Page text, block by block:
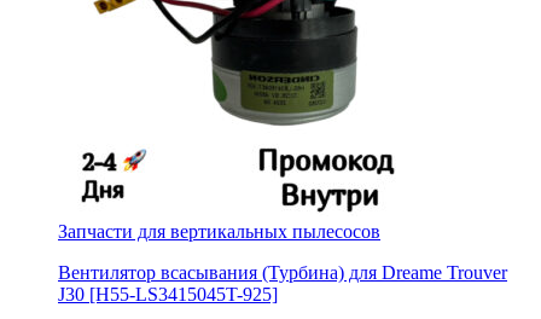
Запчасти для вертикальных пылесосов
Вентилятор всасывания (Турбина) для Dreame Trouver
J30 [H55-LS3415045T-925]